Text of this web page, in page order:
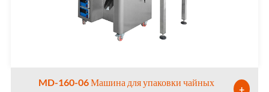
MD-160-06 Машина для упаковки чайных
+